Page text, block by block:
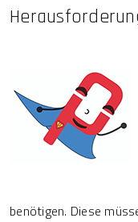
benötigen. Diese